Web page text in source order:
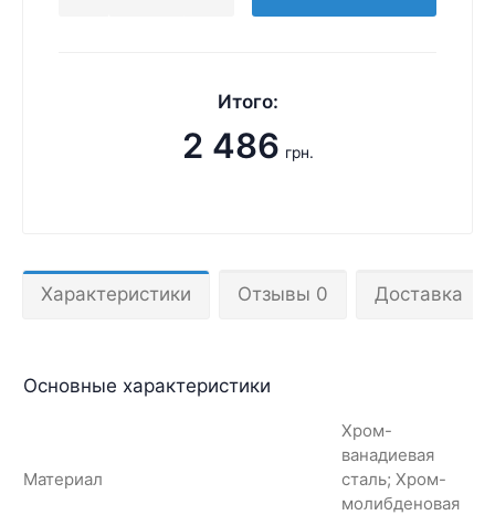
Итого:
2 486 грн.
Характеристики Отзывы 0 Доставка
Основные характеристики
Материал
Хром-
ванадиевая
сталь; Хром-
молибденовая